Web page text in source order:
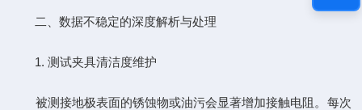
二、数据不稳定的深度解析与处理
1. 测试夹具清洁度维护
被测接地极表面的锈蚀物或油污会显著增加接触电阻。每次